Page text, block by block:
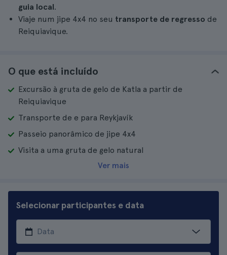
guia local.
Viaje num jipe 4x4 no seu transporte de regresso de
Reiquiavique.
O que está incluído
Excursão à gruta de gelo de Katla a partir de
Reiquiavique
Transporte de e para Reykjavík
Passeio panorâmico de jipe 4x4
Visita a uma gruta de gelo natural
Ver mais
Selecionar participantes e data